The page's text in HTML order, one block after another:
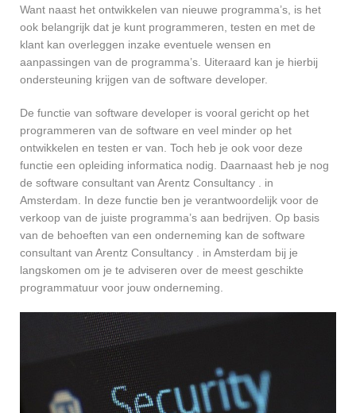
Want naast het ontwikkelen van nieuwe programma’s, is het
ook belangrijk dat je kunt programmeren, testen en met de
klant kan overleggen inzake eventuele wensen en
aanpassingen van de programma’s. Uiteraard kan je hierbij
ondersteuning krijgen van de software developer.
De functie van software developer is vooral gericht op het
programmeren van de software en veel minder op het
ontwikkelen en testen er van. Toch heb je ook voor deze
functie een opleiding informatica nodig. Daarnaast heb je nog
de software consultant van Arentz Consultancy . in
Amsterdam. In deze functie ben je verantwoordelijk voor de
verkoop van de juiste programma’s aan bedrijven. Op basis
van de behoeften van een onderneming kan de software
consultant van Arentz Consultancy . in Amsterdam bij je
langskomen om je te adviseren over de meest geschikte
programmatuur voor jouw onderneming.